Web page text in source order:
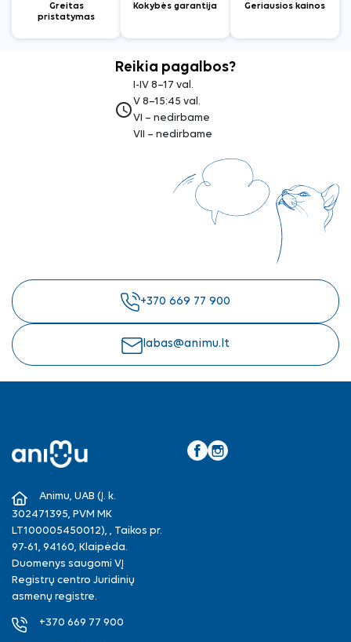
Greitas
pristatymas
Kokybės garantija Geriausios kainos
Reikia pagalbos?
access_time
I-IV 8–17 val.
V 8–15:45 val.
VI – nedirbame
VII – nedirbame
+370 669 77 900
labas@animu.lt
Animu, UAB (Į. k.
302471395, PVM MK
LT100005450012), , Taikos pr.
97-61, 94160, Klaipėda.
Duomenys saugomi VĮ
Registrų centro Juridinių
asmenų registre.
+370 669 77 900